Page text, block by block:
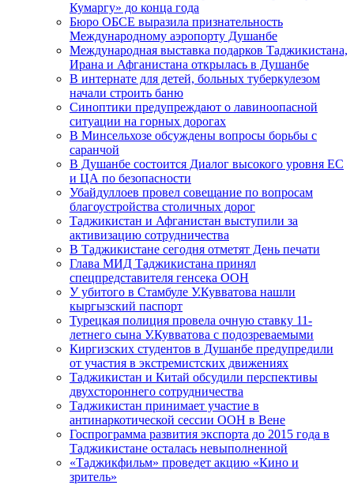
Кумаргу» до конца года
Бюро ОБСЕ выразила признательность
Международному аэропорту Душанбе
Международная выставка подарков Таджикистана,
Ирана и Афганистана открылась в Душанбе
В интернате для детей, больных туберкулезом
начали строить баню
Синоптики предупреждают о лавиноопасной
ситуации на горных дорогах
В Минсельхозе обсуждены вопросы борьбы с
саранчой
В Душанбе состоится Диалог высокого уровня ЕС
и ЦА по безопасности
Убайдуллоев провел совещание по вопросам
благоустройства столичных дорог
Таджикистан и Афганистан выступили за
активизацию сотрудничества
В Таджикистане сегодня отметят День печати
Глава МИД Таджикистана принял
спецпредставителя генсека ООН
У убитого в Стамбуле У.Кувватова нашли
кыргызский паспорт
Турецкая полиция провела очную ставку 11-
летнего сына У.Кувватова с подозреваемыми
Киргизских студентов в Душанбе предупредили
от участия в экстремистских движениях
Таджикистан и Китай обсудили перспективы
двухстороннего сотрудничества
Таджикистан принимает участие в
антинаркотической сессии ООН в Вене
Госпрограмма развития экспорта до 2015 года в
Таджикистане осталась невыполненной
«Таджикфильм» проведет акцию «Кино и
зритель»